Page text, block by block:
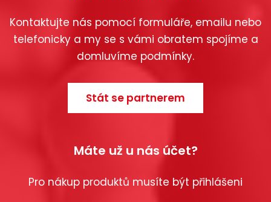
Kontaktujte nás pomocí formuláře, emailu nebo
telefonicky a my se s vámi obratem spojíme a
domluvíme podmínky.
Stát se partnerem
Máte už u nás účet?
Pro nákup produktů musíte být přihlášeni